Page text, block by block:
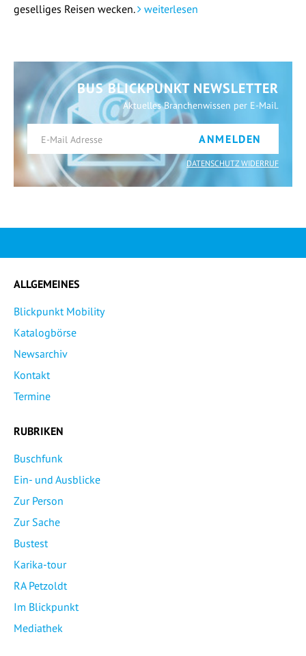
geselliges Reisen wecken.
weiterlesen
BUS BLICKPUNKT NEWSLETTER
Aktuelles Branchenwissen per E-Mail.
ANMELDEN
DATENSCHUTZ WIDERRUF
ALLGEMEINES
Blickpunkt Mobility
Katalogbörse
Newsarchiv
Kontakt
Termine
RUBRIKEN
Buschfunk
Ein- und Ausblicke
Zur Person
Zur Sache
Bustest
Karika-tour
RA Petzoldt
Im Blickpunkt
Mediathek